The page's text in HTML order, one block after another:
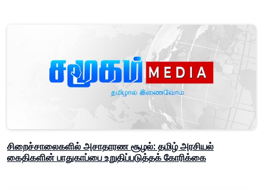
சிறைச்சாலைகளில் அசாதாரண சூழல்: தமிழ் அரசியல்
கைதிகளின் பாதுகாப்பை உறுதிப்படுத்தக் கோரிக்கை